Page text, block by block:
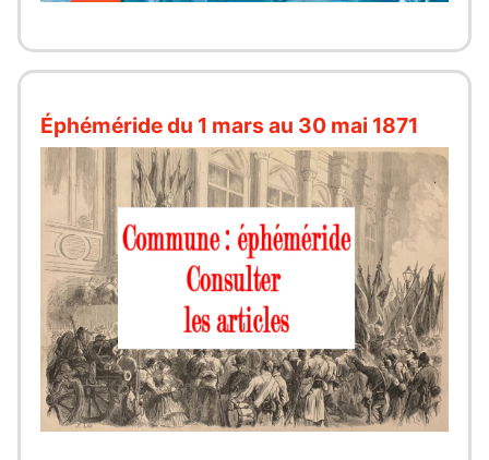
Éphéméride du 1 mars au 30 mai 1871